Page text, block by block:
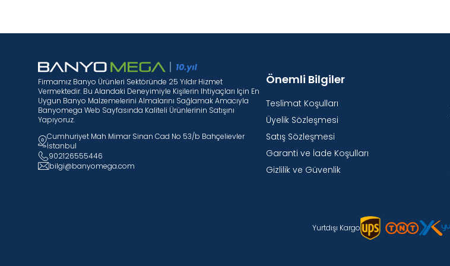
Firmamız Banyo Ürünleri Sektöründe 25 Yıldır Hizmet
Vermektedir. Bu Alandaki Deneyimiyle Kişilerin Ihtiyaçları Için En
Uygun Banyo Malzemelerini Almalarını Sağlamak Amacıyla
Banyomega Web Sayfasında Kaliteli Ürünlerinin Satışını
Yapıyoruz.
Cumhuriyet Mah Mimar Sinan Cad No 53/b Bahçelievler
İstanbul
902126555446
bilgi@banyomega.com
Önemli Bilgiler
Teslimat Koşulları
Üyelik Sözleşmesi
Satış Sözleşmesi
Garanti ve İade Koşulları
Gizlilik ve Güvenlik
Yurtdışı Kargo